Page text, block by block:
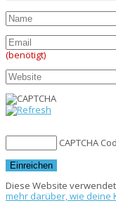
(benötigt)
CAPTCHA
Diese Website
mehr darüber, wie deine